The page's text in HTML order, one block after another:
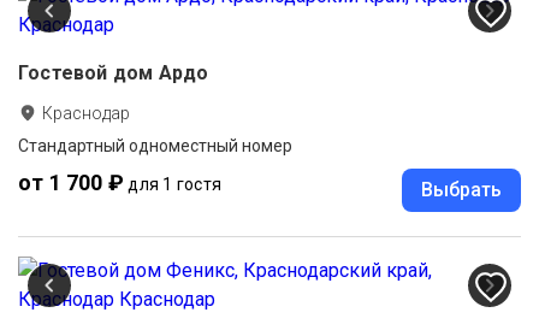
Гостевой дом Ардо
Краснодар
Стандартный одноместный номер
от 1 700 ₽ для 1 гостя Выбрать